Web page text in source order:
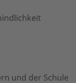
und der Schule